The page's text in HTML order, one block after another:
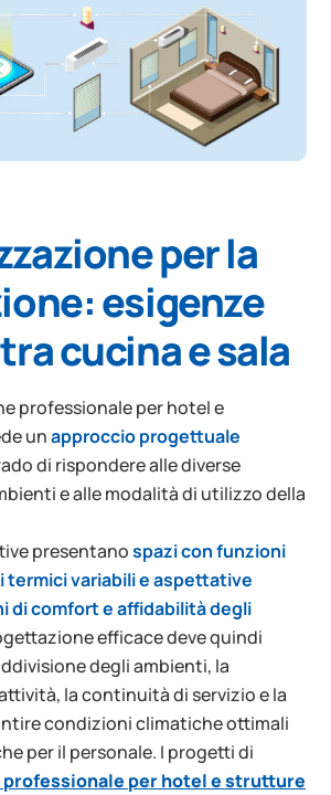
per la
esigenze
cucina e sala
professionale per hotel e
unapproccio progettuale
di rispondere alle diverse
e alle modalità di utilizzo della
presentanospazi con funzioni
termici variabili e aspettative
di comfort e affidabilità degli
efficace deve quindi
degli ambienti, la
la continuità di servizio e la
condizioni climatiche ottimali
per il personale. I progetti di
per hotel e strutture